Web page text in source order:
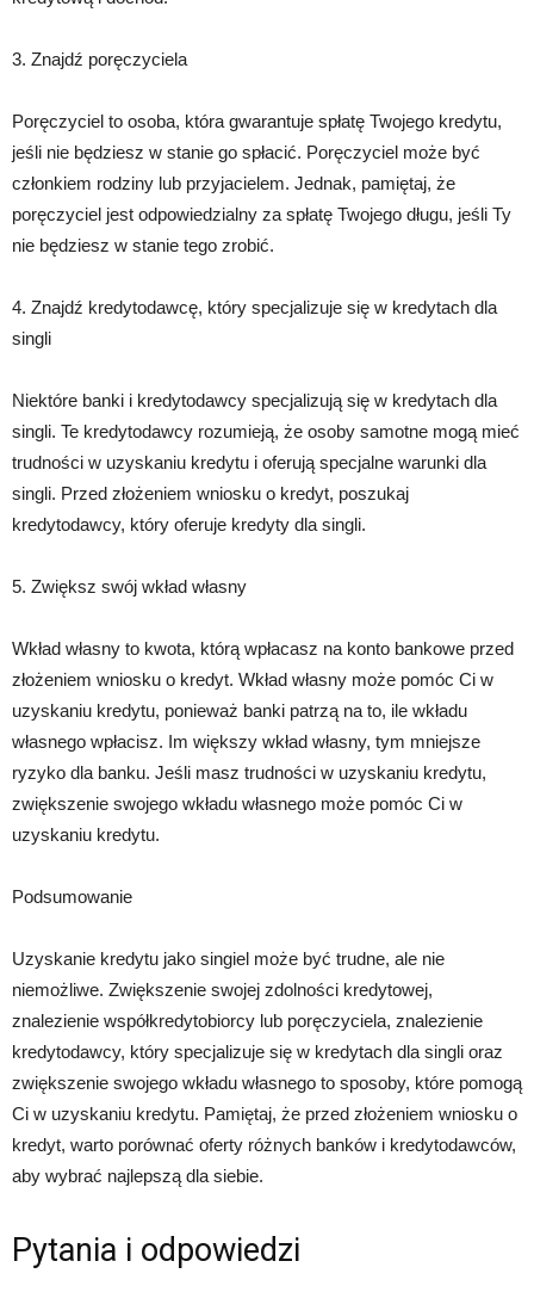
3. Znajdź poręczyciela
Poręczyciel to osoba, która gwarantuje spłatę Twojego kredytu,
jeśli nie będziesz w stanie go spłacić. Poręczyciel może być
członkiem rodziny lub przyjacielem. Jednak, pamiętaj, że
poręczyciel jest odpowiedzialny za spłatę Twojego długu, jeśli Ty
nie będziesz w stanie tego zrobić.
4. Znajdź kredytodawcę, który specjalizuje się w kredytach dla
singli
Niektóre banki i kredytodawcy specjalizują się w kredytach dla
singli. Te kredytodawcy rozumieją, że osoby samotne mogą mieć
trudności w uzyskaniu kredytu i oferują specjalne warunki dla
singli. Przed złożeniem wniosku o kredyt, poszukaj
kredytodawcy, który oferuje kredyty dla singli.
5. Zwiększ swój wkład własny
Wkład własny to kwota, którą wpłacasz na konto bankowe przed
złożeniem wniosku o kredyt. Wkład własny może pomóc Ci w
uzyskaniu kredytu, ponieważ banki patrzą na to, ile wkładu
własnego wpłacisz. Im większy wkład własny, tym mniejsze
ryzyko dla banku. Jeśli masz trudności w uzyskaniu kredytu,
zwiększenie swojego wkładu własnego może pomóc Ci w
uzyskaniu kredytu.
Podsumowanie
Uzyskanie kredytu jako singiel może być trudne, ale nie
niemożliwe. Zwiększenie swojej zdolności kredytowej,
znalezienie współkredytobiorcy lub poręczyciela, znalezienie
kredytodawcy, który specjalizuje się w kredytach dla singli oraz
zwiększenie swojego wkładu własnego to sposoby, które pomogą
Ci w uzyskaniu kredytu. Pamiętaj, że przed złożeniem wniosku o
kredyt, warto porównać oferty różnych banków i kredytodawców,
aby wybrać najlepszą dla siebie.
Pytania i odpowiedzi